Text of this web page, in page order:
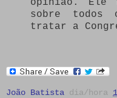
opinião. Ele
sobre todos
tratar a
João Batista dia/hora